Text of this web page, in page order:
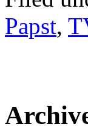
Papst,